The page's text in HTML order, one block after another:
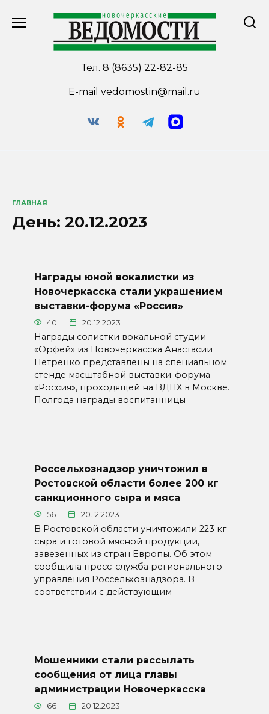
Тел. 8 (8635) 22-82-85
E-mail vedomostin@mail.ru
ГЛАВНАЯ
День: 20.12.2023
Награды юной вокалистки из
Новочеркасска стали украшением
выставки-форума «Россия»
40 20.12.2023
Награды солистки вокальной студии
«Орфей» из Новочеркасска Анастасии
Петренко представлены на специальном
стенде масштабной выставки-форума
«Россия», проходящей на ВДНХ в Москве.
Полгода награды воспитанницы
Россельхознадзор уничтожил в
Ростовской области более 200 кг
санкционного сыра и мяса
56 20.12.2023
В Ростовской области уничтожили 223 кг
сыра и готовой мясной продукции,
завезенных из стран Европы. Об этом
сообщила пресс-служба регионального
управления Россельхознадзора. В
соответствии с действующим
Мошенники стали рассылать
сообщения от лица главы
администрации Новочеркасска
66 20.12.2023